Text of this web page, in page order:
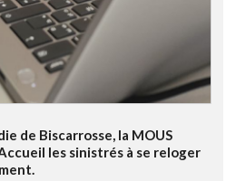
de Biscarrosse, la MOUS
les sinistrés à se reloger